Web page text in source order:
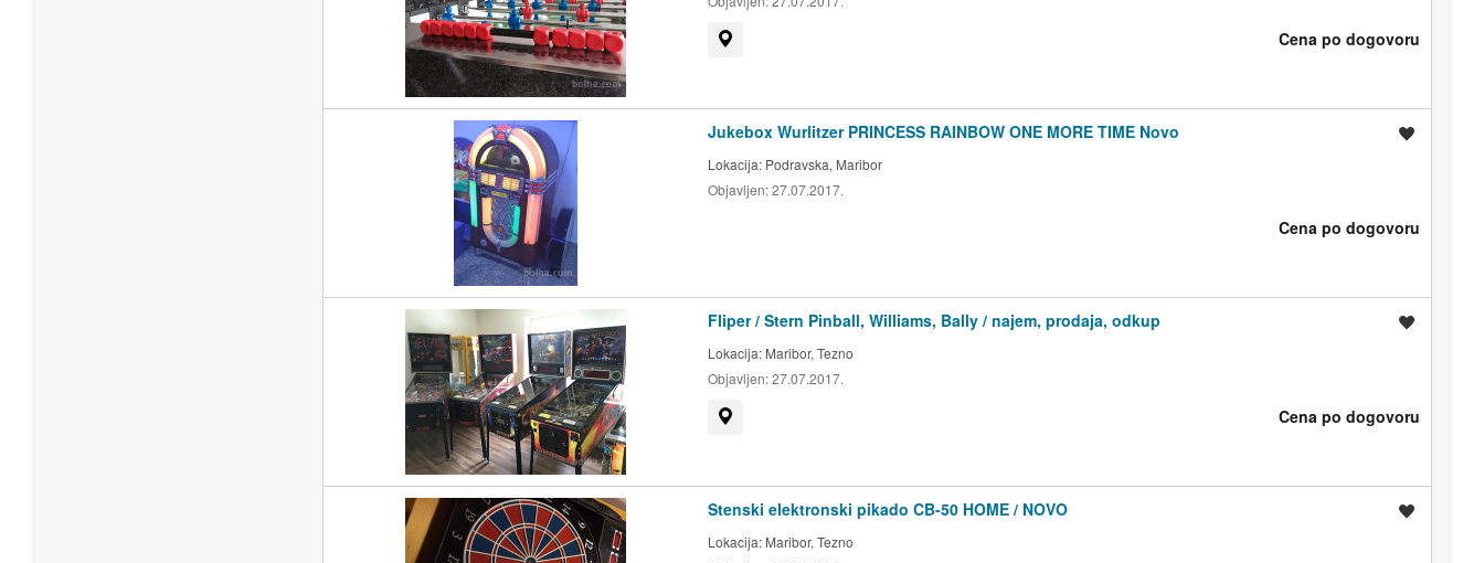
Cena po dogovoru
Jukebox Wurlitzer PRINCESS RAINBOW ONE MORE TIME Novo
Lokacija: Podravska, Maribor
Objavljen:27.07.2017.
Cena po dogovoru
Fliper / Stern Pinball, Williams, Bally / najem, prodaja, odkup
Lokacija: Maribor, Tezno
Objavljen:27.07.2017.
Cena po dogovoru
Stenski elektronski pikado CB-50 HOME / NOVO
Lokacija: Maribor, Tezno